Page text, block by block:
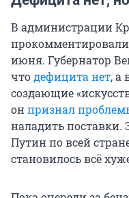
В администрации
июня. Губернатор
чтодефицита нет, а
создающие
онпризнал
наладить
Путин по всей
становилось всё